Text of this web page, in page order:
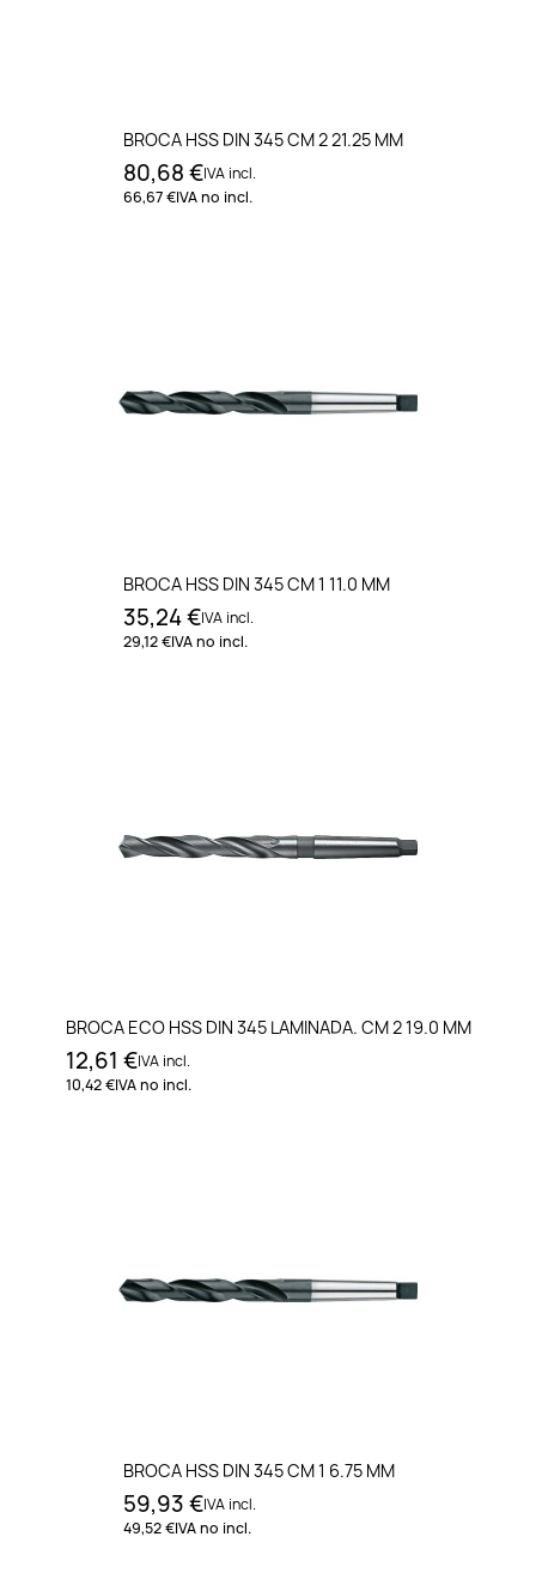
BROCA HSS DIN 345 CM 2 21.25 MM
80,68 €IVA incl.
66,67 €IVA no incl.
BROCA HSS DIN 345 CM 1 11.0 MM
35,24 €IVA incl.
29,12 €IVA no incl.
BROCA ECO HSS DIN 345 LAMINADA. CM 2 19.0 MM
12,61 €IVA incl.
10,42 €IVA no incl.
BROCA HSS DIN 345 CM 1 6.75 MM
59,93 €IVA incl.
49,52 €IVA no incl.